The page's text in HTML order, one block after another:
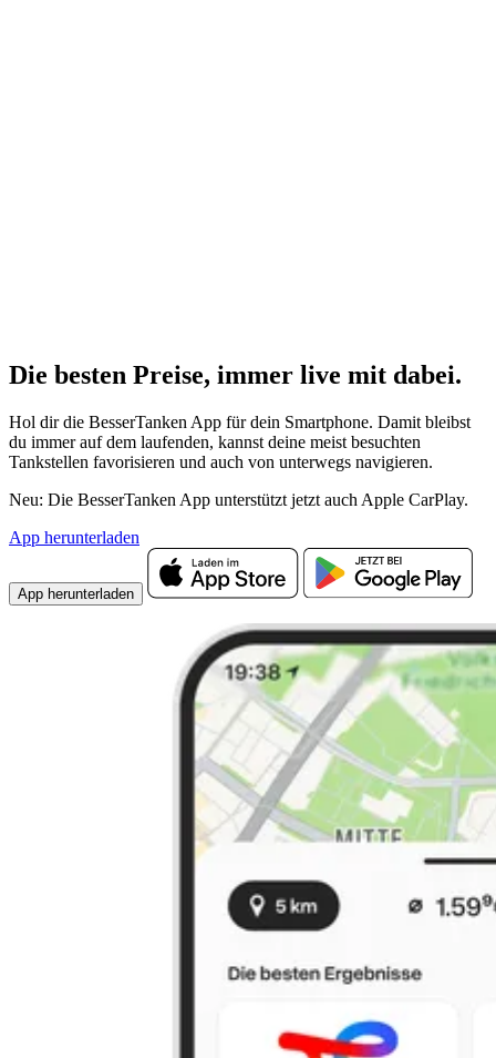
Die besten Preise, immer live mit dabei.
Hol dir die BesserTanken App für dein Smartphone. Damit bleibst
du immer auf dem laufenden, kannst deine meist besuchten
Tankstellen favorisieren und auch von unterwegs navigieren.
Neu: Die BesserTanken App unterstützt jetzt auch Apple CarPlay.
App herunterladen
App herunterladen